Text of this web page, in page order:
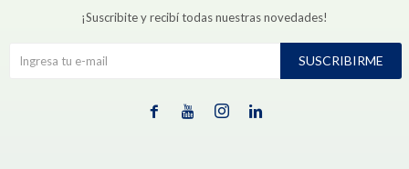
¡Suscribite y recibí todas nuestras novedades!
SUSCRIBIRME
   